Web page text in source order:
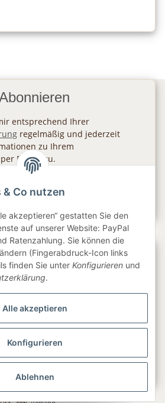
entsprechend Ihrer
regelmäßig und jederzeit
zu Ihrem
E-Mail zu.
Co nutzen
akzeptieren“ gestatten Sie den
auf unserer Website: PayPal
Ratenzahlung. Sie können die
(Fingerabdruck-Icon links
finden Sie unter Konfigurieren und
.
Alle akzeptieren
Konfigurieren
Ablehnen